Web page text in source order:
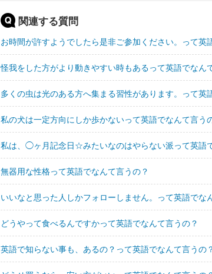
関連する質問
お時間が許すようでしたら是非ご参加ください。って英
怪我をした方がより動きやすい時もあるって英語でなん
多くの虫は光のある方へ集まる習性があります。って英
私の犬は一定方向にしか歩かないって英語でなんて言う
私は、◯ヶ月記念日☆みたいなのはやらない派って英語
無器用な性格って英語でなんて言うの？
いいなと思った人しかフォローしません。って英語でな
どうやって食べるんですかって英語でなんて言うの？
英語で知らない事も、あるの？って英語でなんて言うの